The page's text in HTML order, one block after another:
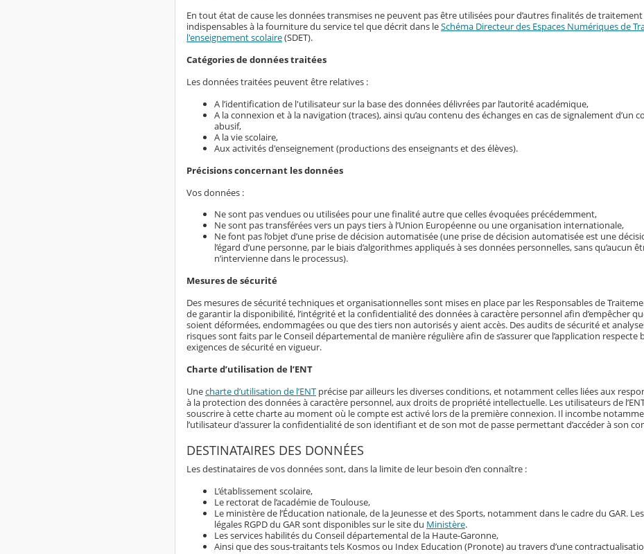
En tout état de cause les données transmises ne peuvent pas être utilisées pour d’autres finalités de traitement
indispensables à la fourniture du service tel que décrit dans leSchéma Directeur des Espaces Numériques de
l'enseignement scolaire(SDET).
Catégories de données traitées
Les données traitées peuvent être relatives :
A l’identification de l'utilisateur sur la base des données délivrées par l’autorité académique,
A la connexion et à la navigation (traces), ainsi qu’au contenu des échanges en cas de signalement d’un
abusif,
A la vie scolaire,
Aux activités d'enseignement (productions des enseignants et des élèves).
Précisions concernant les données
Vos données :
Ne sont pas vendues ou utilisées pour une finalité autre que celles évoquées précédemment,
Ne sont pas transférées vers un pays tiers à l’Union Européenne ou une organisation internationale,
Ne font pas l’objet d’une prise de décision automatisée (une prise de décision automatisée est une
l’égard d’une personne, par le biais d’algorithmes appliqués à ses données personnelles, sans qu’aucun
n’intervienne dans le processus).
Mesures de sécurité
Des mesures de sécurité techniques et organisationnelles sont mises en place par les Responsables de
de garantir la disponibilité, l’intégrité et la confidentialité des données à caractère personnel afin d’empêcher
soient déformées, endommagées ou que des tiers non autorisés y aient accès. Des audits de sécurité et
risques sont faits par le Conseil départemental de manière régulière afin de s’assurer que l’application respecte
exigences de sécurité en vigueur.
Charte d’utilisation de l’ENT
Unecharte d’utilisation de l’ENT précise par ailleurs les diverses conditions, et notamment celles liées aux
à la protection des données à caractère personnel, aux droits de propriété intellectuelle. Les utilisateurs de
souscrire à cette charte au moment où le compte est activé lors de la première connexion. Il incombe
l’utilisateur d'assurer la confidentialité de son identifiant et de son mot de passe permettant d’accéder à son
DESTINATAIRES DES DONNÉES
Les destinataires de vos données sont, dans la limite de leur besoin d’en connaître :
L’établissement scolaire,
Le rectorat de l’académie de Toulouse,
Le ministère de l’Éducation nationale, de la Jeunesse et des Sports, notamment dans le cadre du GAR.
légales RGPD du GAR sont disponibles sur le site du Ministère.
Les services habilités du Conseil départemental de la Haute-Garonne,
Ainsi que des sous-traitants tels Kosmos ou Index Education (Pronote) au travers d’une